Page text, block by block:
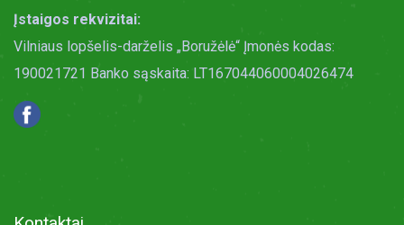
Įstaigos rekvizitai:
Vilniaus lopšelis-darželis „Boružėlė“ Įmonės kodas:
190021721 Banko sąskaita: LT167044060004026474